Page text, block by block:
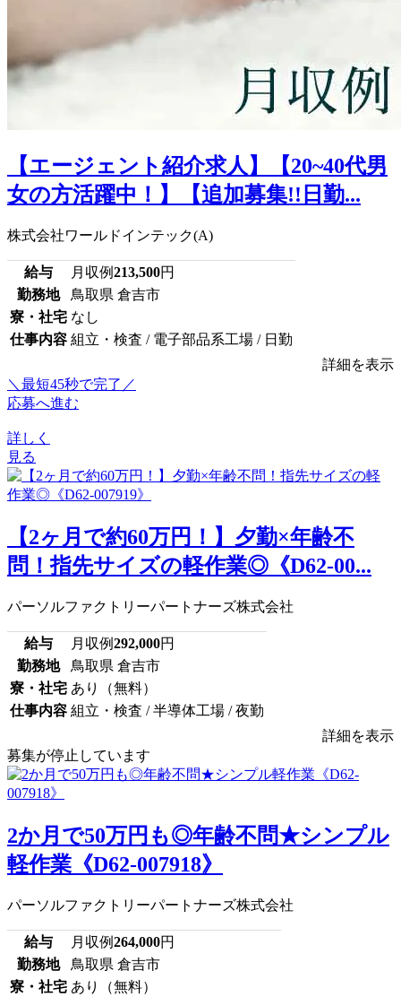
【エージェント紹介求人】【20~40代男
女の方活躍中！】【追加募集!!日勤...
株式会社ワールドインテック(A)
給与 月収例213,500円
勤務地
鳥取県 倉吉市
寮・社宅 なし
仕事内容 組立・検査 / 電子部品系工場 / 日勤
詳細を表示
＼最短45秒で完了／
応募へ進む
詳しく
見る
【2ヶ月で約60万円！】夕勤×年齢不
問！指先サイズの軽作業◎《D62-00...
パーソルファクトリーパートナーズ株式会社
給与 月収例292,000円
勤務地
鳥取県 倉吉市
寮・社宅 あり（無料）
仕事内容 組立・検査 / 半導体工場 / 夜勤
詳細を表示
募集が停止しています
2か月で50万円も◎年齢不問★シンプル
軽作業《D62-007918》
パーソルファクトリーパートナーズ株式会社
給与 月収例264,000円
勤務地
鳥取県 倉吉市
寮・社宅 あり（無料）